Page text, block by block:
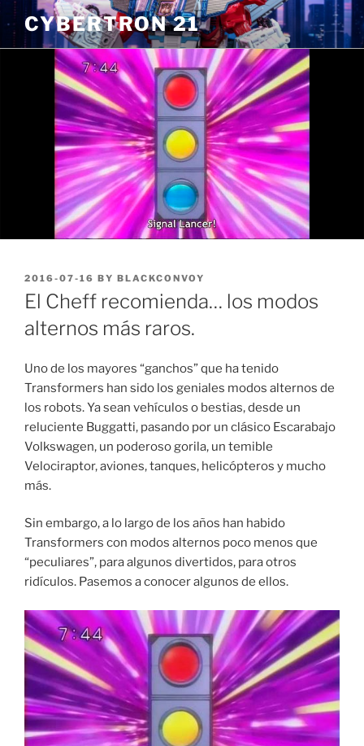
Skip
to
content
CYBERTRON 21
POSTED
ON
2016-07-16 BY BLACKCONVOY
El Cheff recomienda… los modos
alternos más raros.
Uno de los mayores “ganchos” que ha tenido
Transformers han sido los geniales modos alternos de
los robots. Ya sean vehículos o bestias, desde un
reluciente Buggatti, pasando por un clásico Escarabajo
Volkswagen, un poderoso gorila, un temible
Velociraptor, aviones, tanques, helicópteros y mucho
más.
Sin embargo, a lo largo de los años han habido
Transformers con modos alternos poco menos que
“peculiares”, para algunos divertidos, para otros
ridículos. Pasemos a conocer algunos de ellos.